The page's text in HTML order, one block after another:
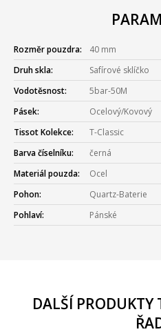
Rozměr pouzdra:
40 mm
Druh skla:
Safírové sklíčko
Vodotěsnost:
5bar-50M
Pásek:
Ocelový/Kovový
Tissot Kolekce:
T-Classic
Barva číselníku:
černá
Materiál pouzda:
Ocel
Pohon:
Quartz-Baterie
Pohlaví:
Pánské
DALŠÍ PRODUKTY